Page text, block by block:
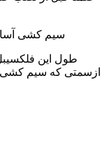
سیم کشی
ازسمتی که سیم